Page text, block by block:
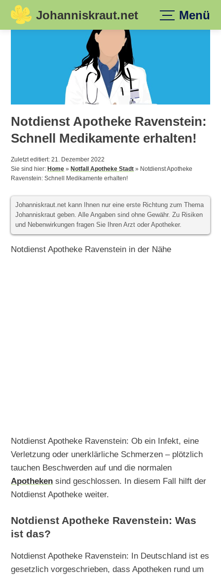
Skip
Johanniskraut.net Menü
Notdienst Apotheke Ravenstein:
Schnell Medikamente erhalten!
Zuletzt editiert: 21. Dezember 2022
Sie sind hier:Home »Notfall Apotheke Stadt » Notdienst Apotheke
Ravenstein: Schnell Medikamente erhalten!
Johanniskraut.net kann Ihnen nur eine erste Richtung zum Thema
Johanniskraut geben. Alle Angaben sind ohne Gewähr. Zu Risiken
und Nebenwirkungen fragen Sie Ihren Arzt oder Apotheker.
Notdienst Apotheke Ravenstein in der Nähe
Notdienst Apotheke Ravenstein: Ob ein Infekt, eine
Verletzung oder unerklärliche Schmerzen – plötzlich
tauchen Beschwerden auf und die normalen
Apotheken sind geschlossen. In diesem Fall hilft der
Notdienst Apotheke weiter.
Notdienst Apotheke Ravenstein: Was
ist das?
Notdienst Apotheke Ravenstein: In Deutschland ist es
gesetzlich vorgeschrieben, dass Apotheken rund um